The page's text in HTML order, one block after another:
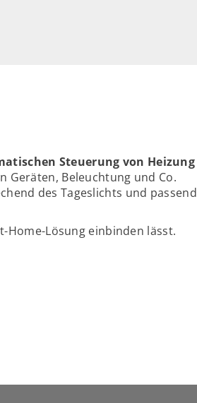
Steuerung von Heizung
Beleuchtung und Co.
des Tageslichts und passend
Home-Lösung einbinden lässt.